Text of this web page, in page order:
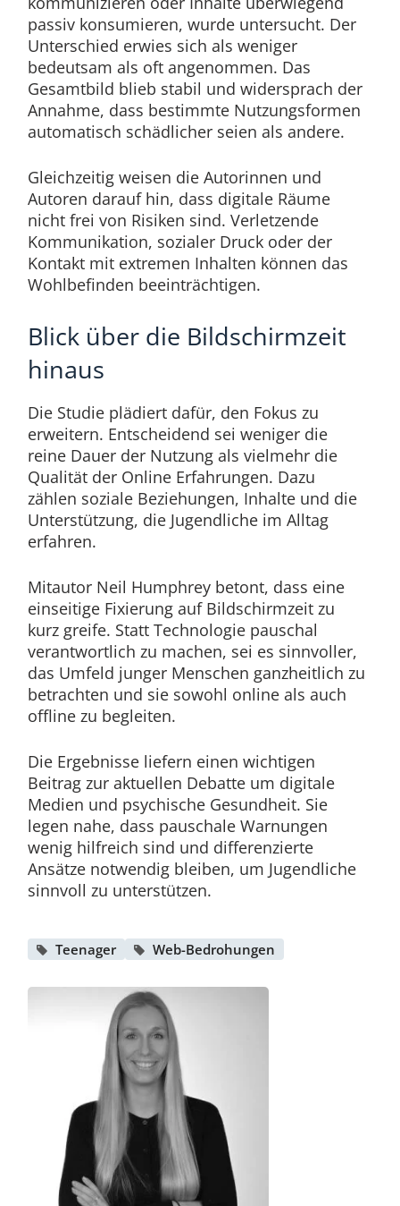
passiv konsumieren, wurde untersucht. Der
Unterschied erwies sich als weniger
bedeutsam als oft angenommen. Das
Gesamtbild blieb stabil und widersprach der
Annahme, dass bestimmte Nutzungsformen
automatisch schädlicher seien als andere.
Gleichzeitig weisen die Autorinnen und
Autoren darauf hin, dass digitale Räume
nicht frei von Risiken sind. Verletzende
Kommunikation, sozialer Druck oder der
Kontakt mit extremen Inhalten können das
Wohlbefinden beeinträchtigen.
Blick über die Bildschirmzeit
hinaus
Die Studie plädiert dafür, den Fokus zu
erweitern. Entscheidend sei weniger die
reine Dauer der Nutzung als vielmehr die
Qualität der Online Erfahrungen. Dazu
zählen soziale Beziehungen, Inhalte und die
Unterstützung, die Jugendliche im Alltag
erfahren.
Mitautor Neil Humphrey betont, dass eine
einseitige Fixierung auf Bildschirmzeit zu
kurz greife. Statt Technologie pauschal
verantwortlich zu machen, sei es sinnvoller,
das Umfeld junger Menschen ganzheitlich zu
betrachten und sie sowohl online als auch
offline zu begleiten.
Die Ergebnisse liefern einen wichtigen
Beitrag zur aktuellen Debatte um digitale
Medien und psychische Gesundheit. Sie
legen nahe, dass pauschale Warnungen
wenig hilfreich sind und differenzierte
Ansätze notwendig bleiben, um Jugendliche
sinnvoll zu unterstützen.
Teenager Web-Bedrohungen